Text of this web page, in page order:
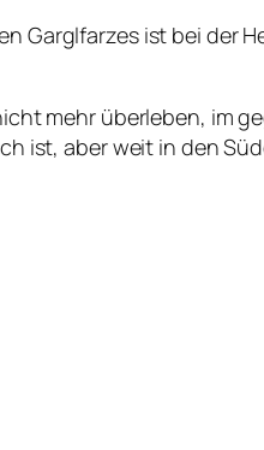
Garglfarzes ist bei der
mehr überleben, im
ist, aber weit in den